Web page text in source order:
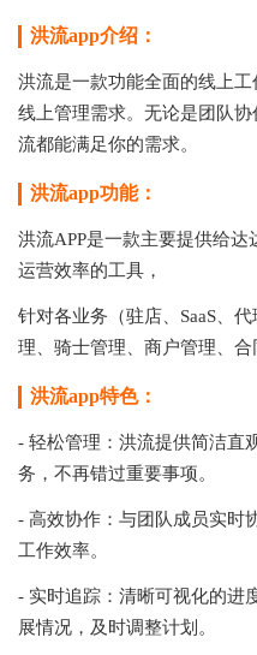
洪流app介绍：
洪流是一款功能全面的线上
线上管理需求。无论是团队
流都能满足你的需求。
洪流app功能：
洪流APP是一款主要提供给
运营效率的工具，
针对各业务（驻店、SaaS、
理、骑士管理、商户管理、合
洪流app特色：
- 轻松管理：洪流提供简洁直
务，不再错过重要事项。
- 高效协作：与团队成员实时
工作效率。
- 实时追踪：清晰可视化的进
展情况，及时调整计划。